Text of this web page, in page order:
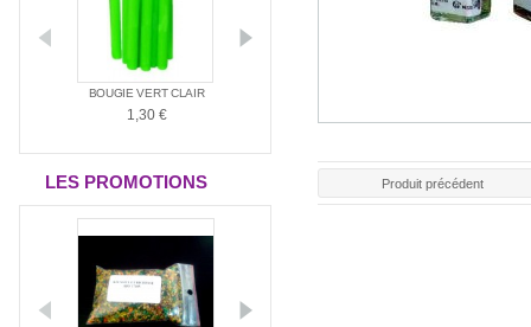
BOUGIE VERT CLAIR
1,30 €
LES PROMOTIONS Produit précédent